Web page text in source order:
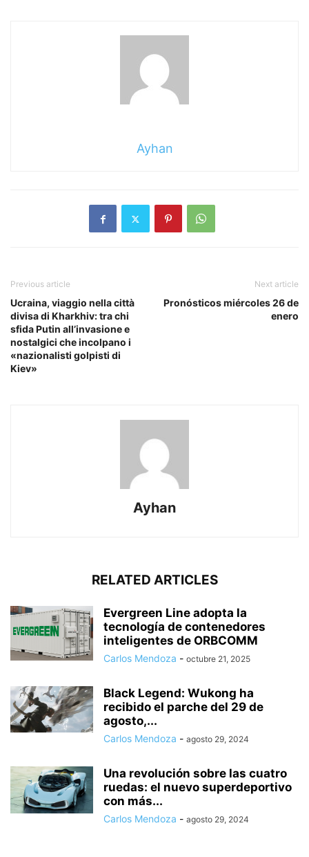
Ayhan
Previous article
Ucraina, viaggio nella città
divisa di Kharkhiv: tra chi
sfida Putin all’invasione e
nostalgici che incolpano i
«nazionalisti golpisti di
Kiev»
Next article
Pronósticos miércoles 26 de
enero
Ayhan
RELATED ARTICLES
Evergreen Line adopta la
tecnología de contenedores
inteligentes de ORBCOMM
Carlos Mendoza - octubre 21, 2025
Black Legend: Wukong ha
recibido el parche del 29 de
agosto,...
Carlos Mendoza - agosto 29, 2024
Una revolución sobre las cuatro
ruedas: el nuevo superdeportivo
con más...
Carlos Mendoza - agosto 29, 2024